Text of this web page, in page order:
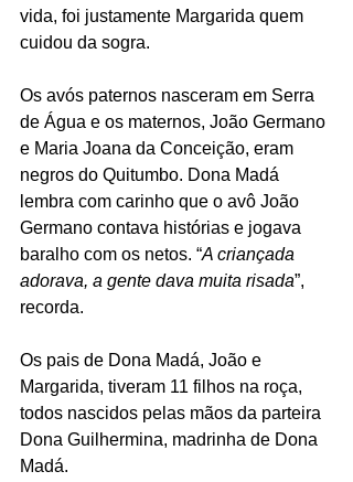
vida, foi justamente Margarida quem
cuidou da sogra.
Os avós paternos nasceram em Serra
de Água e os maternos, João Germano
e Maria Joana da Conceição, eram
negros do Quitumbo. Dona Madá
lembra com carinho que o avô João
Germano contava histórias e jogava
baralho com os netos. “A criançada
adorava, a gente dava muita risada”,
recorda.
Os pais de Dona Madá, João e
Margarida, tiveram 11 filhos na roça,
todos nascidos pelas mãos da parteira
Dona Guilhermina, madrinha de Dona
Madá.